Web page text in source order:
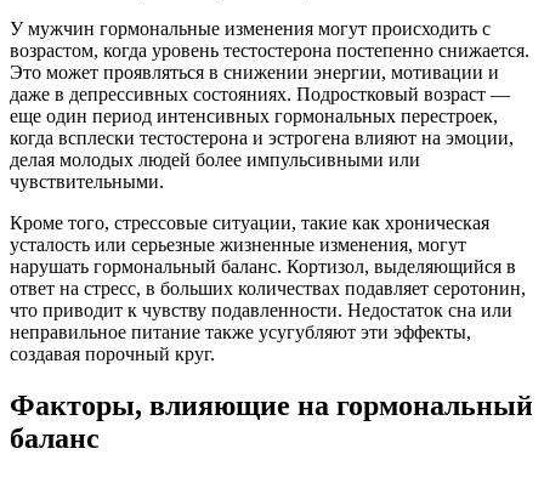
У мужчин гормональные изменения могут происходить с
возрастом, когда уровень тестостерона постепенно снижается.
Это может проявляться в снижении энергии, мотивации и
даже в депрессивных состояниях. Подростковый возраст —
еще один период интенсивных гормональных перестроек,
когда всплески тестостерона и эстрогена влияют на эмоции,
делая молодых людей более импульсивными или
чувствительными.
Кроме того, стрессовые ситуации, такие как хроническая
усталость или серьезные жизненные изменения, могут
нарушать гормональный баланс. Кортизол, выделяющийся в
ответ на стресс, в больших количествах подавляет серотонин,
что приводит к чувству подавленности. Недостаток сна или
неправильное питание также усугубляют эти эффекты,
создавая порочный круг.
Факторы, влияющие на гормональный
баланс